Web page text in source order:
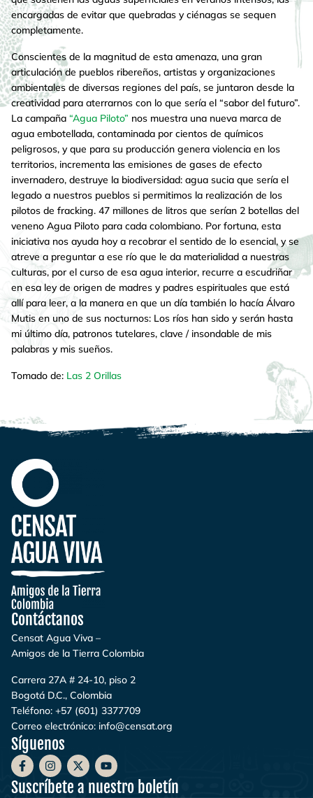
encargadas de evitar que quebradas y ciénagas se sequen
completamente.
Conscientes de la magnitud de esta amenaza, una gran
articulación de pueblos ribereños, artistas y organizaciones
ambientales de diversas regiones del país, se juntaron desde la
creatividad para aterrarnos con lo que sería el “sabor del futuro”.
La campaña “Agua Piloto” nos muestra una nueva marca de
agua embotellada, contaminada por cientos de químicos
peligrosos, y que para su producción genera violencia en los
territorios, incrementa las emisiones de gases de efecto
invernadero, destruye la biodiversidad: agua sucia que sería el
legado a nuestros pueblos si permitimos la realización de los
pilotos de fracking. 47 millones de litros que serían 2 botellas del
veneno Agua Piloto para cada colombiano. Por fortuna, esta
iniciativa nos ayuda hoy a recobrar el sentido de lo esencial, y se
atreve a preguntar a ese río que le da materialidad a nuestras
culturas, por el curso de esa agua interior, recurre a escudriñar
en esa ley de origen de madres y padres espirituales que está
allí para leer, a la manera en que un día también lo hacía Álvaro
Mutis en uno de sus nocturnos: Los ríos han sido y serán hasta
mi último día, patronos tutelares, clave / insondable de mis
palabras y mis sueños.
Tomado de: Las 2 Orillas
Contáctanos
Censat Agua Viva –
Amigos de la Tierra Colombia
Carrera 27A # 24-10, piso 2
Bogotá D.C., Colombia
Teléfono: +57 (601) 3377709
Correo electrónico: info@censat.org
Síguenos
Suscríbete a nuestro boletín